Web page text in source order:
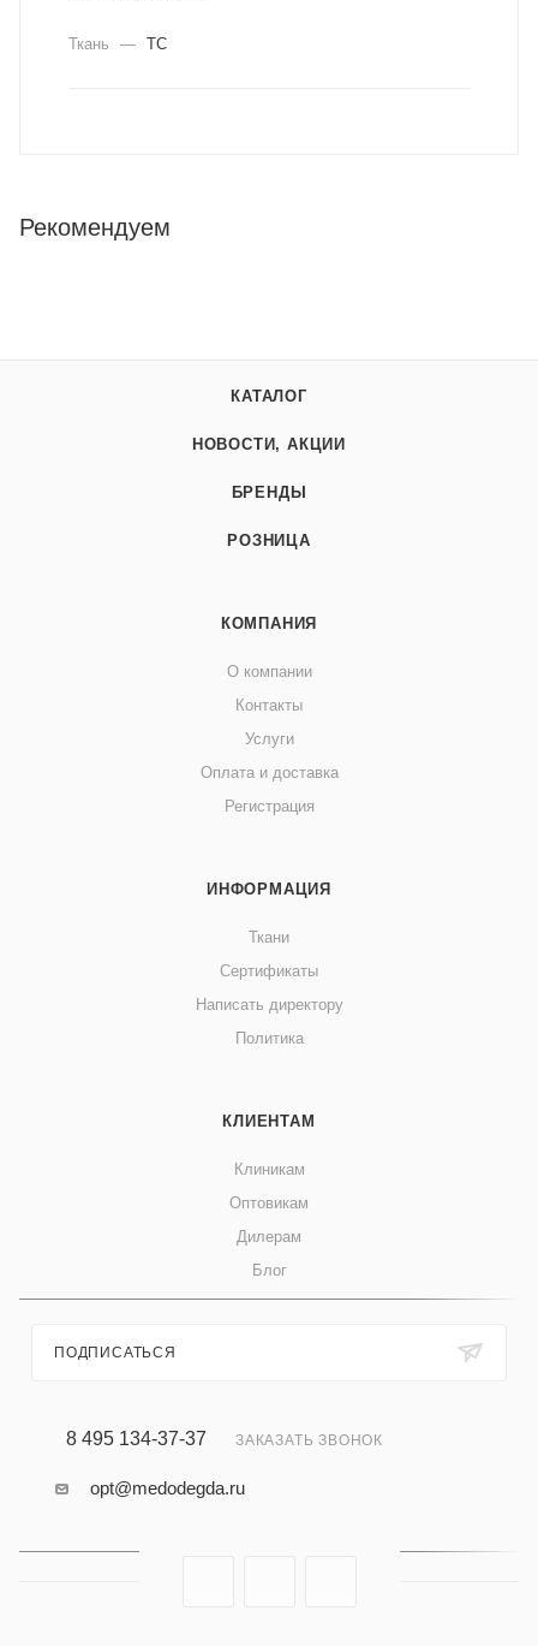
Ткань — ТС
Рекомендуем
КАТАЛОГ
НОВОСТИ, АКЦИИ
БРЕНДЫ
РОЗНИЦА
КОМПАНИЯ
О компании
Контакты
Услуги
Оплата и доставка
Регистрация
ИНФОРМАЦИЯ
Ткани
Сертификаты
Написать директору
Политика
КЛИЕНТАМ
Клиникам
Оптовикам
Дилерам
Блог
ПОДПИСАТЬСЯ
8 495 134-37-37 ЗАКАЗАТЬ ЗВОНОК
opt@medodegda.ru